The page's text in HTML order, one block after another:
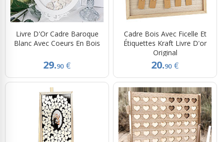
Livre D'Or Cadre Baroque
Blanc Avec Coeurs En Bois
29.90 €
Cadre Bois Avec Ficelle Et
Étiquettes Kraft Livre D'or
Original
20.90 €